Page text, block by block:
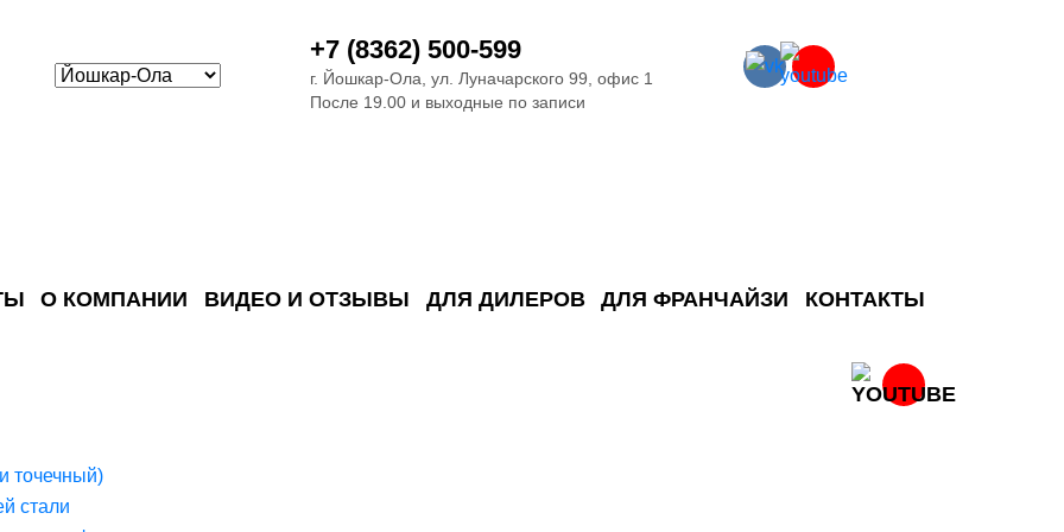
+7 (8362) 500-599
г. Йошкар-Ола, ул. Луначарского 99, офис 1
После 19.00 и выходные по записи
О КОМПАНИИ ВИДЕО И ОТЗЫВЫ ДЛЯ ДИЛЕРОВ ДЛЯ ФРАНЧАЙЗИ КОНТАКТЫ
точечный)
стали